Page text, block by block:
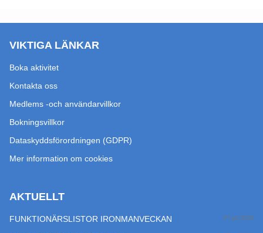
VIKTIGA LÄNKAR
Boka aktivitet
Kontakta oss
Medlems -och användarvillkor
Bokningsvillkor
Dataskyddsförordningen (GDPR)
Mer information om cookies
AKTUELLT
FUNKTIONÄRSLISTOR IRONMANVECKAN 27 jul 2026